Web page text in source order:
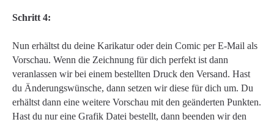
Schritt 4:
Nun erhältst du deine Karikatur oder dein Comic per E-Mail als
Vorschau. Wenn die Zeichnung für dich perfekt ist dann
veranlassen wir bei einem bestellten Druck den Versand. Hast
du Änderungswünsche, dann setzen wir diese für dich um. Du
erhältst dann eine weitere Vorschau mit den geänderten Punkten.
Hast du nur eine Grafik Datei bestellt, dann beenden wir den